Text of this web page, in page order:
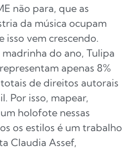
não para, que as
da música ocupam
isso vem crescendo.
madrinha do ano, Tulipa
apenas 8%
de direitos autorais
Por isso, mapear,
holofote nessas
os estilos é um trabalho
Claudia Assef,